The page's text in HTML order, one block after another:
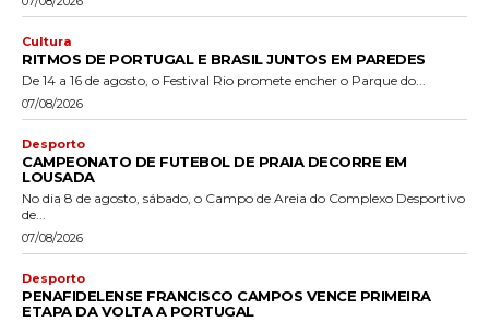
Cultura
RITMOS DE PORTUGAL E BRASIL JUNTOS EM PAREDES
De 14 a 16 de agosto, o Festival Rio promete encher o Parque do...
07/08/2026
Desporto
CAMPEONATO DE FUTEBOL DE PRAIA DECORRE EM
LOUSADA
No dia 8 de agosto, sábado, o Campo de Areia do Complexo Desportivo
de...
07/08/2026
Desporto
PENAFIDELENSE FRANCISCO CAMPOS VENCE PRIMEIRA
ETAPA DA VOLTA A PORTUGAL